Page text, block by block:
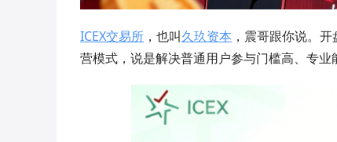
ICEX交易所 ，也叫久玖资本 ，震哥跟你说。
营模式，说是解决普通用户参与门槛高、专业